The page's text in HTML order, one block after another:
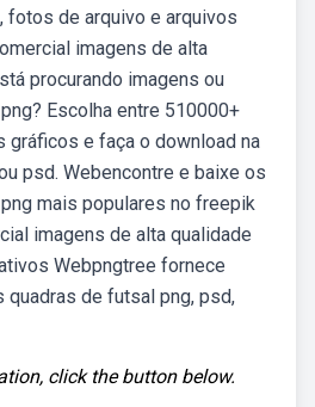
fotos de arquivo e arquivos
imagens de alta
procurando imagens ou
Escolha entre 510000+
gráficos e faça o download na
psd. Webencontre e baixe os
mais populares no freepik
imagens de alta qualidade
Webpngtree fornece
quadras de futsal png, psd,
click the button below.